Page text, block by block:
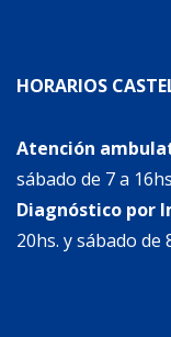
HORARIOS
Atención
sábado de 7 a
Diagnóstico por
20hs. y sábado de